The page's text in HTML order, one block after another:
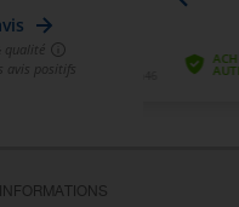
INFORMATIONS